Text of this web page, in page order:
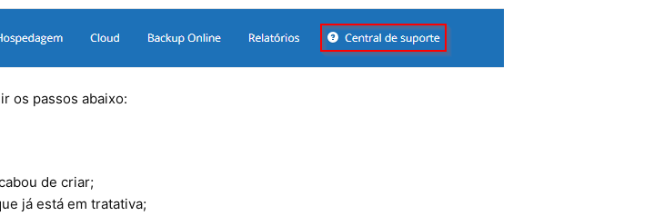
os passos abaixo:
de criar;
já está em tratativa;